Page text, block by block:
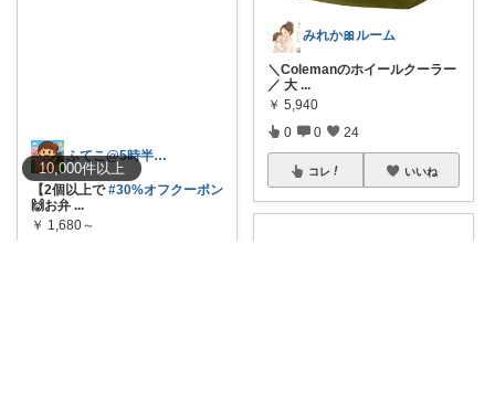
10,000件以上
みれか🎀ルーム
＼Colemanのホイールクーラー
／ 大 ...
￥ 5,940
0 0 24
コレ いいね